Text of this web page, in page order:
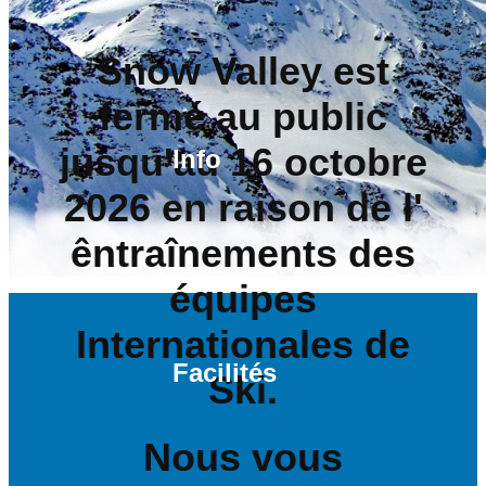
Snow Valley est
fermé au public
jusqu'au 16 octobre
2026 en raison de l'
êntraînements des
équipes
Internationales de
Ski.
Nous vous
Info
Facilités